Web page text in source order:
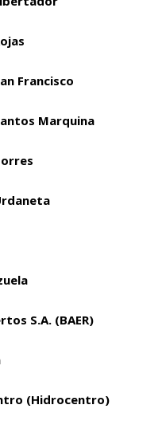
Francisco
Marquina
S.A. (BAER)
(Hidrocentro)